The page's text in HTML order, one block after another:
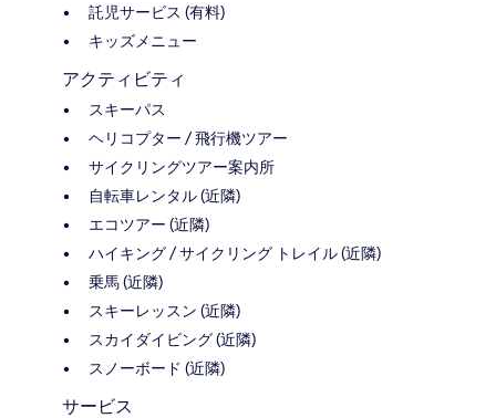
託児サービス (有料)
キッズメニュー
アクティビティ
スキーパス
ヘリコプター / 飛行機ツアー
サイクリングツアー案内所
自転車レンタル (近隣)
エコツアー (近隣)
ハイキング / サイクリング トレイル (近隣)
乗馬 (近隣)
スキーレッスン (近隣)
スカイダイビング (近隣)
スノーボード (近隣)
サービス